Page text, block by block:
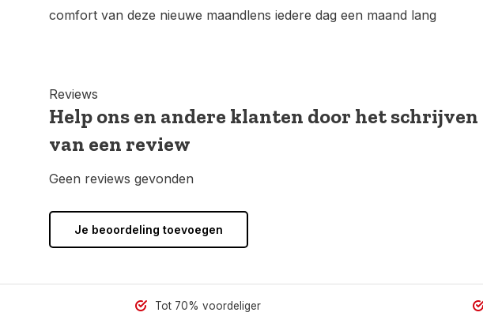
comfort van deze nieuwe maandlens iedere dag een maand lang
Reviews
Help ons en andere klanten door het schrijven
van een review
Geen reviews gevonden
Je beoordeling toevoegen
Tot 70% voordeliger